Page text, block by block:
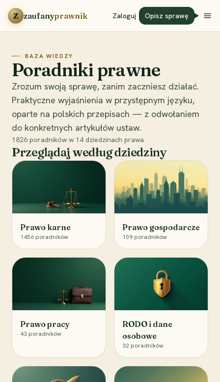
Przejdź do treści
Z zaufanyprawnik Zaloguj Opisz sprawę
BAZA WIEDZY
Poradniki prawne
Zrozum swoją sprawę, zanim zaczniesz działać.
Praktyczne wyjaśnienia w przystępnym języku,
oparte na polskich przepisach — z odwołaniem
do konkretnych artykułów ustaw.
1826 poradników w 14 dziedzinach prawa
Przeglądaj według dziedziny
Prawo karne
1456 poradników
Prawo gospodarcze
109 poradników
Prawo pracy
43 poradników
RODO i dane
osobowe
32 poradników